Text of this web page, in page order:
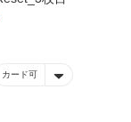
カード可